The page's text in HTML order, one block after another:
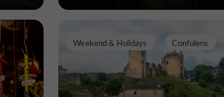
Weekend & Holidays Confolens